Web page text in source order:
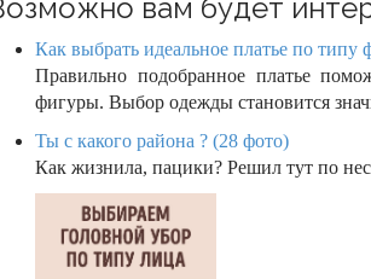
вам будет
Как выбрать идеальное платье по типу
Правильно подобранное платье
фигуры. Выбор одежды становится
Ты с какого района ? (28 фото)
Как жизнила, пацики? Решил тут по